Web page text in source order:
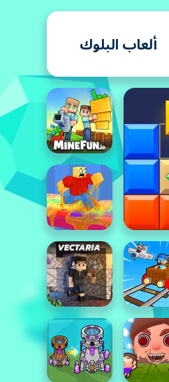
ألعاب البلوك